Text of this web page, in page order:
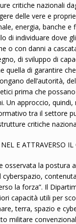
critiche nazionali
delle vere e
energia, banche e
di individuare dove
o con danni a
di sviluppo di
quella di garantire
dell’autorità,
prima che
Un approccio,
tra il settore
critiche
E ATTRAVERSO IL
osservata la postura
la forza”. Il
capacità utili per
terra, spazio e
militare